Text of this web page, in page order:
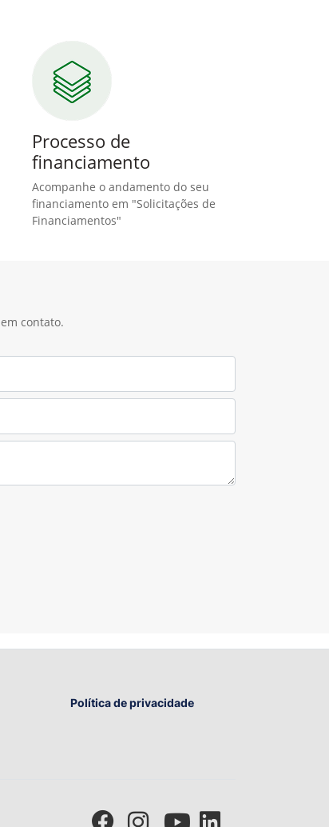
Processo de
financiamento
Acompanhe o andamento do seu
financiamento em "Solicitações de
Financiamentos"
contato.
Política de privacidade